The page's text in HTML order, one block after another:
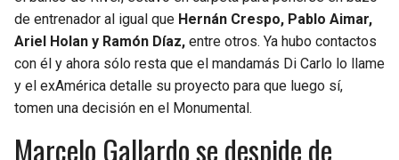
de entrenador al igual que Hernán Crespo, Pablo Aimar,
Ariel Holan y Ramón Díaz, entre otros. Ya hubo contactos
con él y ahora sólo resta que el mandamás Di Carlo lo llame
y el exAmérica detalle su proyecto para que luego sí,
tomen una decisión en el Monumental.
Marcelo Gallardo se despide de